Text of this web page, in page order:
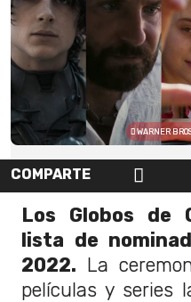
WARNER
COMPARTE
Los Globos de
lista de
2022. La
películas y series